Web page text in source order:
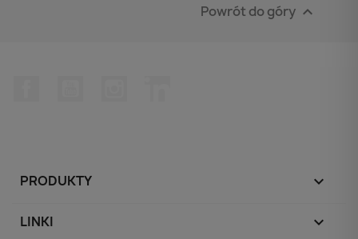
Powrót do góry 
PRODUKTY 
LINKI 